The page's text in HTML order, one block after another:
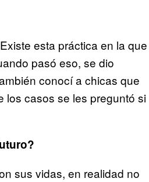
esta práctica en la que
pasó eso, se dio
conocí a chicas que
los casos se les preguntó si
sus vidas, en realidad no